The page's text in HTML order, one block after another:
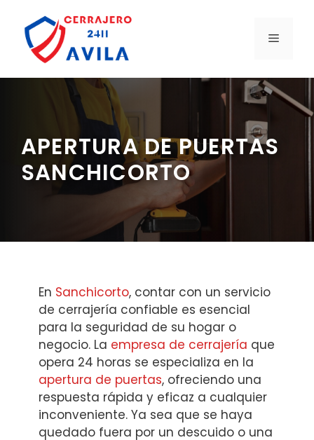
contenido
MENÚ
APERTURA DE PUERTAS
SANCHICORTO
En Sanchicorto, contar con un servicio
de cerrajería confiable es esencial
para la seguridad de su hogar o
negocio. La empresa de cerrajería que
opera 24 horas se especializa en la
apertura de puertas, ofreciendo una
respuesta rápida y eficaz a cualquier
inconveniente. Ya sea que se haya
quedado fuera por un descuido o una